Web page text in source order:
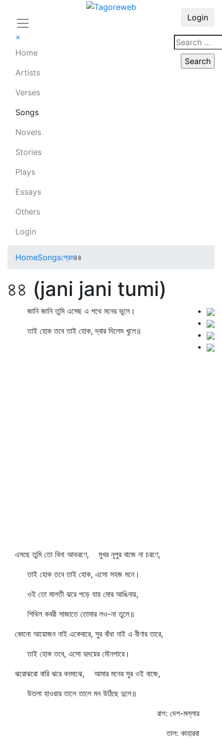
×
Home
Artists
Verses
Songs
Novels
Stories
Plays
Essays
Others
Login
Login
HomeSongsপ্রেম৪৪
৪৪ (jani jani tumi)
জানি জানি তুমি এসেছ এ পথে মনের ভুলে।
তাই হোক তবে তাই হোক, দ্বার দিলেম খুলে॥
এসছে তুমি তো বিনা আভরণে, মুখর নূপুর বাজে না চরণে,
তাই হোক তবে তাই হোক, এসো সহজ মনে।
ওই তো মালতী ঝরে পড়ে যায় মোর আঙিনায়,
শিথিল কবরী সাজাতে তোমার লও-না তুলে॥
কোনো আয়োজন নাই একেবারে, সুর বাঁধা নাই এ বীণার তারে,
তাই হোক তবে, এসো হৃদয়ের মৌনপারে।
ঝরোঝরো বারি ঝরে বনমাঝে, আমার মনের সুর ওই বাজে,
উতলা হাওয়ার তালে তালে মন উঠিছে দুলে॥
রাগ: দেশ-মল্লার
তাল: কাহারবা